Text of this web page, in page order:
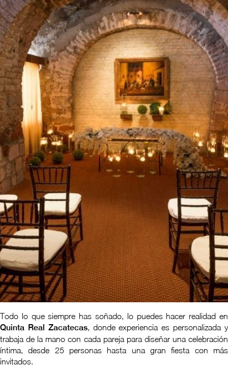
Todo lo que siempre has soñado, lo puedes hacer realidad en
Quinta Real Zacatecas, donde experiencia es personalizada y
trabaja de la mano con cada pareja para diseñar una celebración
íntima, desde 25 personas hasta una gran fiesta con más
invitados.